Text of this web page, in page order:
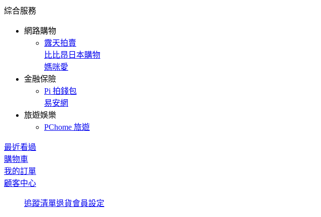
綜合服務
網路購物
露天拍賣
比比昂日本購物
媽咪愛
金融保險
Pi 拍錢包
易安網
旅遊娛樂
PChome 旅遊
最近看過
購物車
我的訂單
顧客中心
追蹤清單退貨會員設定